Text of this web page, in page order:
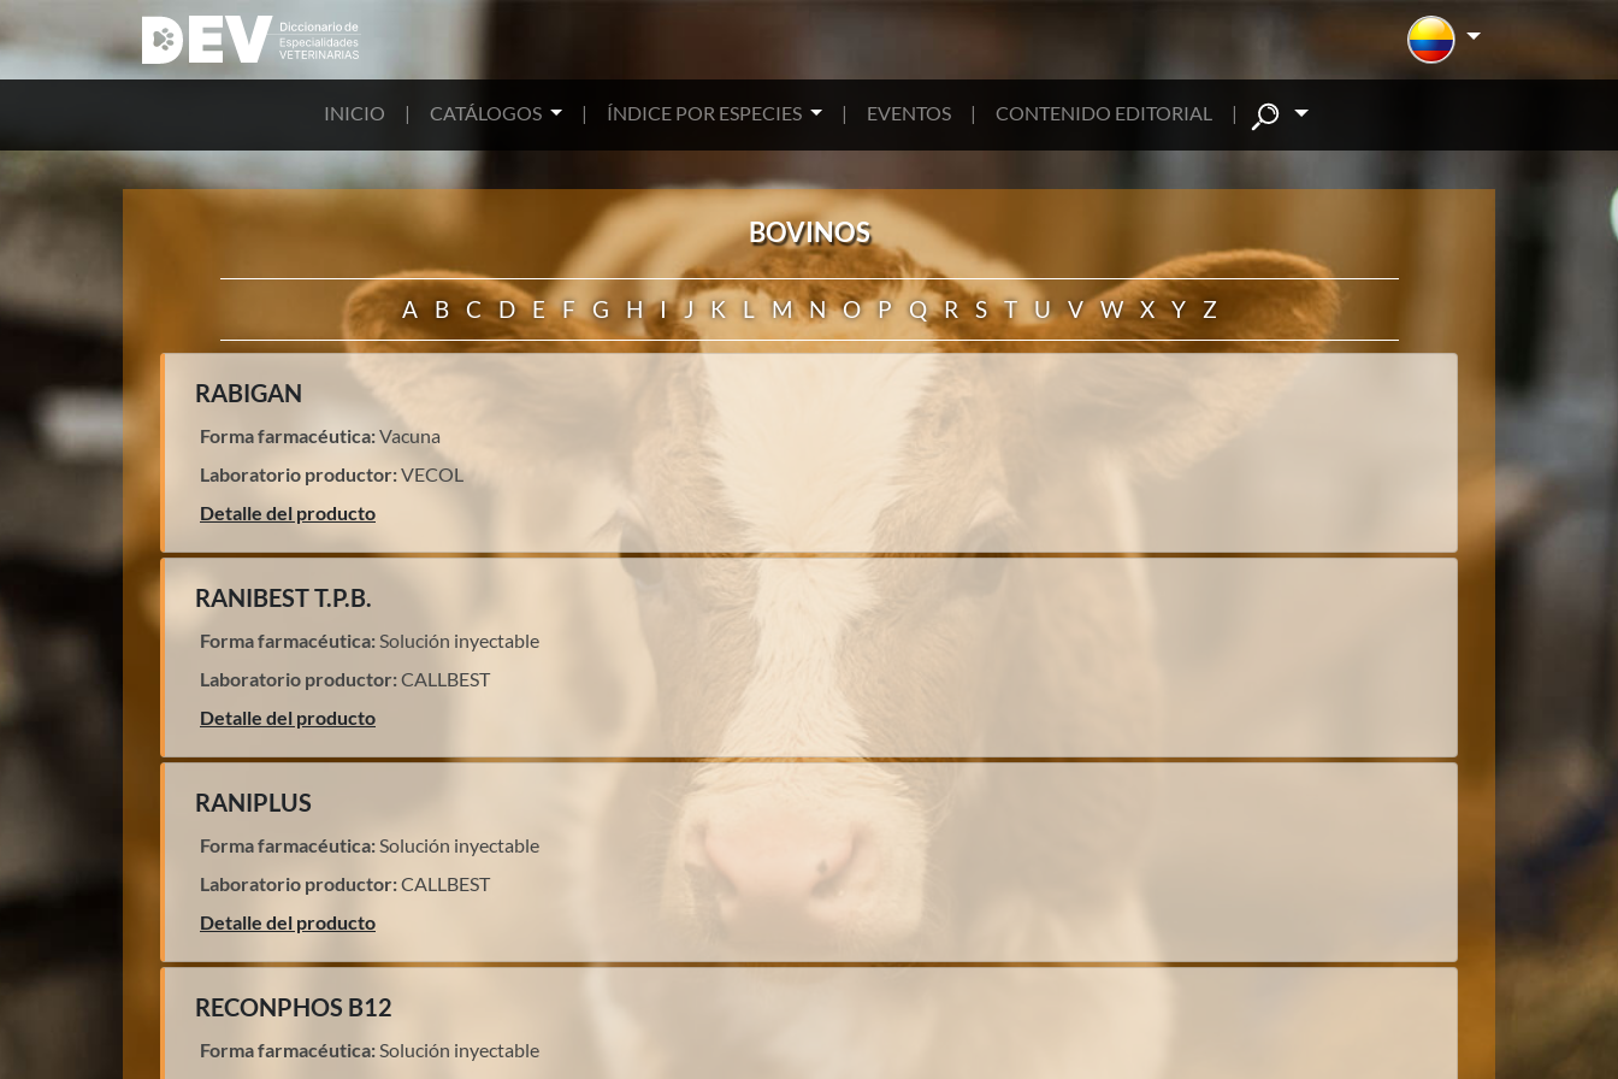
INICIO | CATÁLOGOS | ÍNDICE POR ESPECIES | EVENTOS | CONTENIDO EDITORIAL |
BOVINOS
A B C D E F G H I J K L M N O P Q R S T U V W X Y Z
RABIGAN
Forma farmacéutica:Vacuna
Laboratorio productor:VECOL
Detalle del producto
RANIBEST T.P.B.
Forma farmacéutica: Solución inyectable
Laboratorio productor:CALLBEST
Detalle del producto
RANIPLUS
Forma farmacéutica: Solución inyectable
Laboratorio productor:CALLBEST
Detalle del producto
RECONPHOS B12
Forma farmacéutica: Solución inyectable